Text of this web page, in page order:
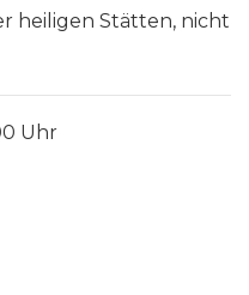
heiligen Stätten, nicht
Uhr